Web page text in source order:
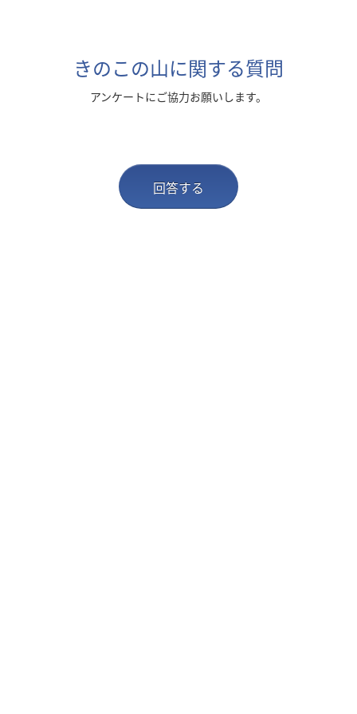
きのこの山に関する質問
アンケートにご協力お願いします。
回答する